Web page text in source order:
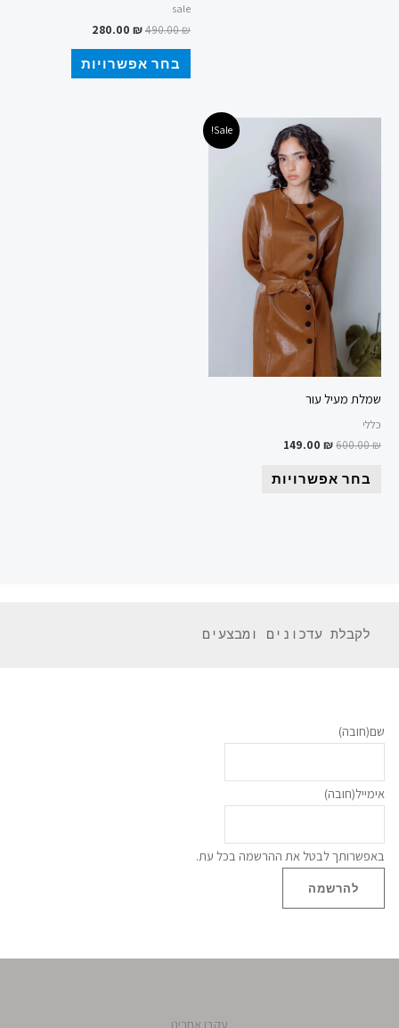
sale
490.00₪
280.00 ₪
בחר אפשרויות
Sale!
שמלת מעיל עור
כללי
600.00₪
המחיר
המקורי
היה:
600.00 ₪.
149.00 ₪
הנוכחי
הוא:
149.00 ₪.
בחר אפשרויות
למוצר
מספר
סוגים.
ניתן
לבחור
את
האפשרויות
שם(חובה)
אימייל(חובה)
באפשרותך לבטל את ההרשמה בכל עת.
להרשמה
עקבו אחרינו